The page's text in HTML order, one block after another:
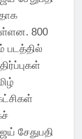
800
படத்தில்
சேதுபதி